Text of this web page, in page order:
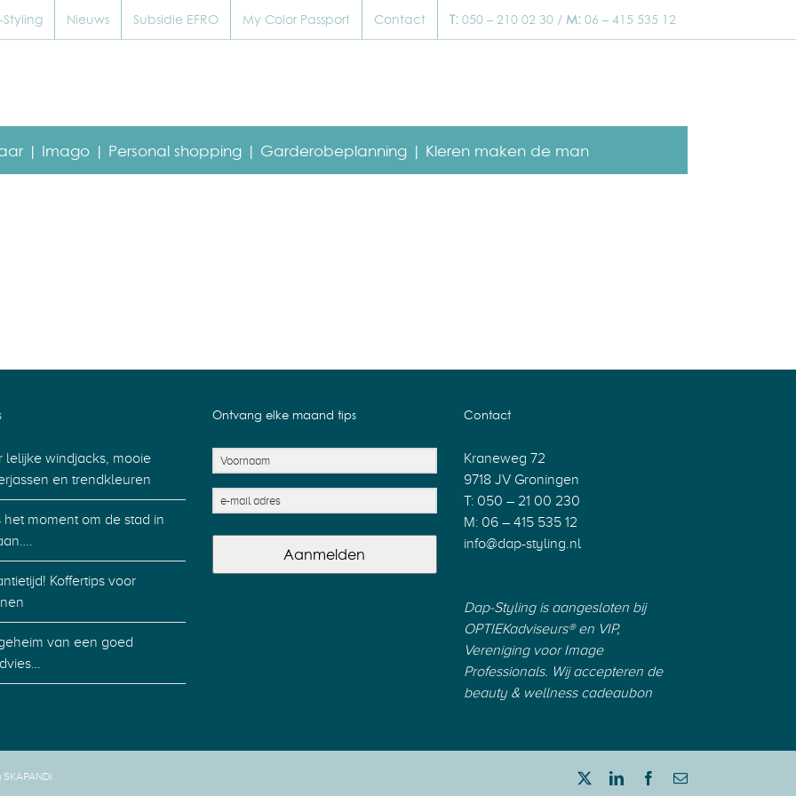
Nieuws Subsidie EFRO My Color Passport Contact T: 050 – 210 02 30 / M: 06 – 415 535 12
| Imago | Personal shopping | Garderobeplanning | Kleren maken de man
lelijke windjacks, mooie
en trendkleuren
het moment om de stad in
Koffertips voor
van een goed
Ontvang elke maand tips
Aanmelden
Contact
Kraneweg 72
9718 JV Groningen
T: 050 – 21 00 230
M: 06 – 415 535 12
info@dap-styling.nl
Dap-Styling is aangesloten bij
OPTIEKadviseurs®enVIP,
Vereniging voor Image
Professionals. Wij accepteren de
beauty & wellness cadeaubon
TwitterLinkedInFacebook
E-